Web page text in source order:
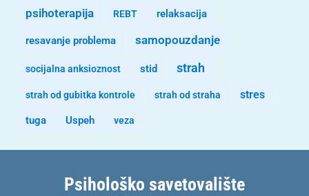
psihoterapija REBT relaksacija
resavanje problema samopouzdanje
socijalna anksioznost stid strah
strah od gubitka kontrole strah od straha stres
tuga Uspeh veza
Psihološko savetovalište